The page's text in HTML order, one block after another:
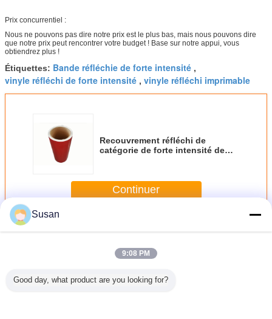
Prix concurrentiel :
Nous ne pouvons pas dire notre prix est le plus bas, mais nous pouvons dire
que notre prix peut rencontrer votre budget ! Base sur notre appui, vous
obtiendrez plus !
Étiquettes: Bande réfléchie de forte intensité ,
vinyle réfléchi de forte intensité , vinyle réfléchi imprimable
Recouvrement réfléchi de
catégorie de forte intensité de
simple face
Continuer
PlusRecouvrement réfléchi de catégorie de forte intensité
Susan
9:08 PM
Good day, what product are you looking for?